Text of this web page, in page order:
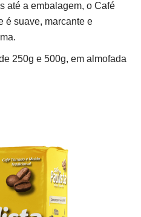
até a embalagem, o Café
é suave, marcante e
250g e 500g, em almofada